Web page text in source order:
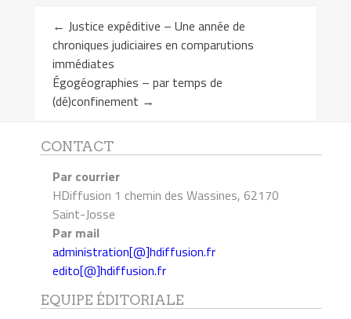
← Justice expéditive – Une année de
chroniques judiciaires en comparutions
immédiates
Égogéographies – par temps de
(dé)confinement →
CONTACT
Par courrier
HDiffusion 1 chemin des Wassines, 62170
Saint-Josse
Par mail
administration[@]hdiffusion.fr
edito[@]hdiffusion.fr
EQUIPE ÉDITORIALE